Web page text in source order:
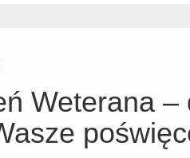
Weterana –